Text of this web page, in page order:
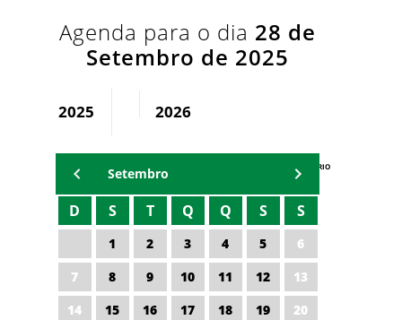
Agenda para o dia 28 de
Setembro de 2025
2025 2026
AGENDA DO SECRETÁRIO
Setembro
D S T Q Q S S
1 2 3 4 5
6
7
8 9 10 11 12
13
14
15 16 17 18 19
20